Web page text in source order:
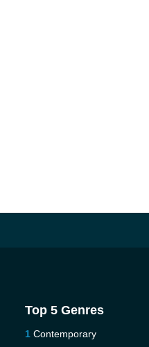
Top 5 Genres
Contemporary